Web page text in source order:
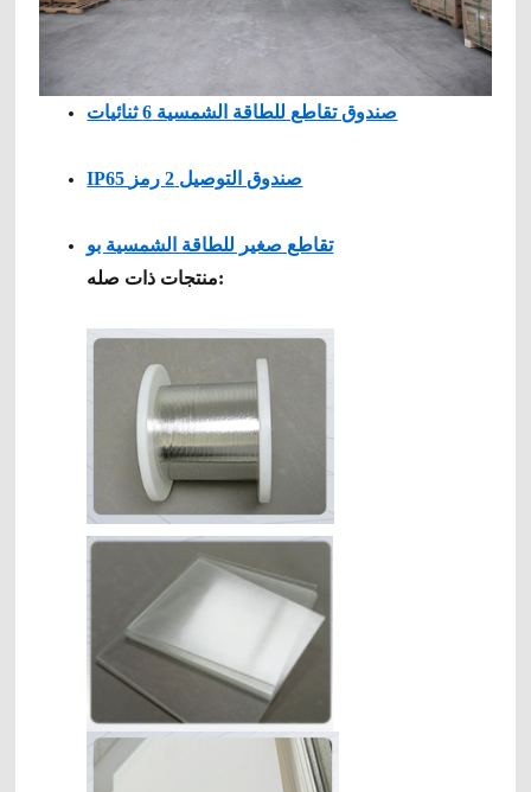
صندوق تقاطع للطاقة الشمسية 6 ثنائيات
IP65 صندوق التوصيل 2 رمز
تقاطع صغير للطاقة الشمسية بو
منتجات ذات صله: